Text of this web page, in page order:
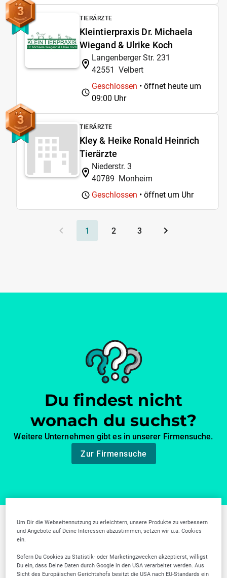
3 TIERÄRZTE
Kleintierpraxis Dr. Michaela
Wiegand & Ulrike Koch
Langenberger Str. 231
42551 Velbert
Geschlossen • öffnet heute um
09:00 Uhr
3 TIERÄRZTE
Kley & Heike Ronald Heinrich
Tierärzte
Niederstr. 3
40789 Monheim
Geschlossen • öffnet um Uhr
1 2 3
Du findest nicht
wonach du suchst?
Weitere Unternehmen gibt es in unserer Firmensuche.
Zur Firmensuche
Weitere Branchen in
Ratingen
Um Dir die Webseitennutzung zu erleichtern, unsere Produkte zu verbessern
und Angebote auf Deine Interessen abzustimmen, setzen wir u.a. Cookies
ein.
Sofern Du Cookies zu Statistik- oder Marketingzwecken akzeptierst, willigst
Du ein, dass Deine Daten durch Google in den USA verarbeitet werden. Aus
Sicht des Europäischen Gerichtshofs besitzt die USA nach EU-Standards ein